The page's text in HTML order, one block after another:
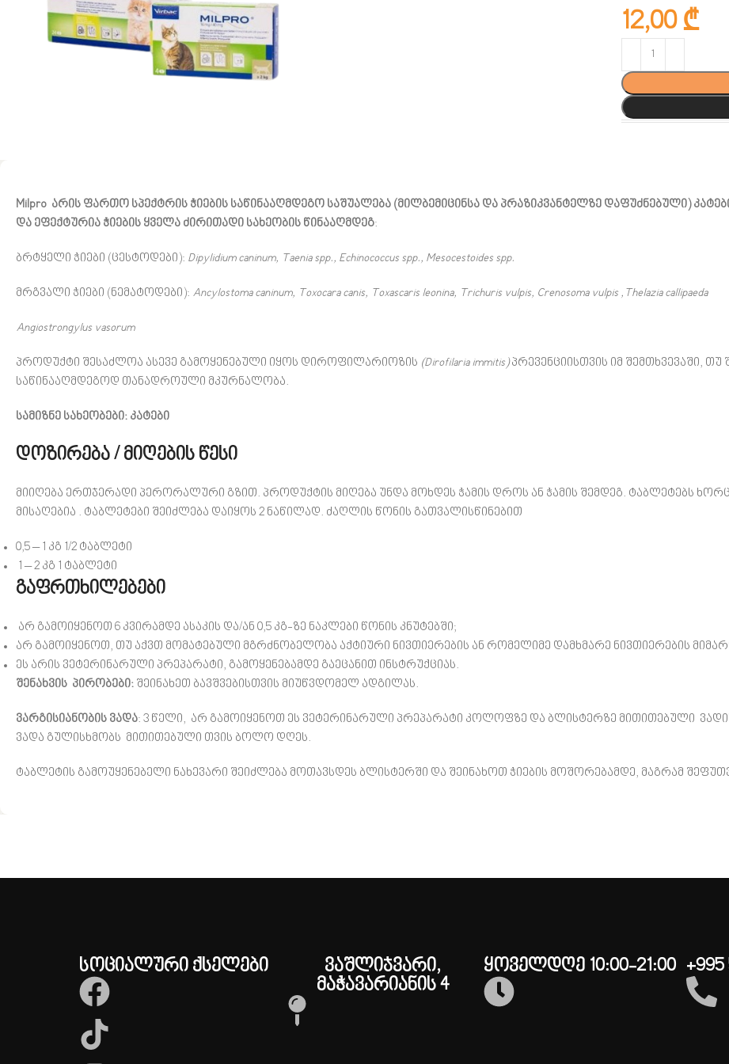
12,00₾
Milpro არის ფართო სპექტრის ჭიების საწინააღმდეგო საშუალება (მილბემიცინსა და პრაზიკვანტელზე დაფუძნებული)
და ეფექტურია ჭიების ყველა ძირითადი სახეობის წინააღმდეგ:
ბრტყელი ჭიები (ცესტოდები): Dipylidium caninum, Taenia spp., Echinococcus spp., Mesocestoides spp.
მრგვალი ჭიები (ნემატოდები): Ancylostoma caninum, Toxocara canis, Toxascaris leonina, Trichuris vulpis, Crenosoma vulpis ,Thelazia callipaeda
Angiostrongylus vasorum
პროდუქტი შესაძლოა ასევე გამოყენებული იყოს დიროფილარიოზის (Dirofilaria immitis)პრევენციისთვის იმ შემთხვევაში,
საწინააღმდეგოდ თანადროული მკურნალობა.
სამიზნე სახეობები: კატები
დოზირება / მიღების წესი
მიიღება ერთჯერადი პერორალური გზით. პროდუქტის მიღება უნდა მოხდეს ჭამის დროს ან ჭამის შემდეგ. ტაბლეტებს
მისაღებია . ტაბლეტები შეიძლება დაიყოს 2 ნაწილად. ძაღლის წონის გათვალისწინებით
0,5 – 1 კგ 1/2 ტაბლეტი
1 – 2 კგ 1 ტაბლეტი
გაფრთხილებები
არ გამოიყენოთ 6 კვირამდე ასაკის და/ან 0,5 კგ-ზე ნაკლები წონის კნუტებში;
არ გამოიყენოთ, თუ აქვთ მომატებული მგრძნობელობა აქტიური ნივთიერების ან რომელიმე დამხმარე ნივთიერების
ეს არის ვეტერინარული პრეპარატი, გამოყენებამდე გაეცანით ინსტრუქციას.
შენახვის პირობები: შეინახეთ ბავშვებისთვის მიუწვდომელ ადგილას.
ვარგისიანობის ვადა: 3 წელი, არ გამოიყენოთ ეს ვეტერინარული პრეპარატი კოლოფზე და ბლისტერზე მითითებული
ვადა გულისხმობს მითითებული თვის ბოლო დღეს.
ტაბლეტის გამოუყენებელი ნახევარი შეიძლება მოთავსდეს ბლისტერში და შეინახოთ ჭიების მოშორებამდე, მაგრამ
სოციალური ქსელები
ვაშლიჯვარი,
მაჭავარიანის 4
ყოველდღე 10:00-21:00